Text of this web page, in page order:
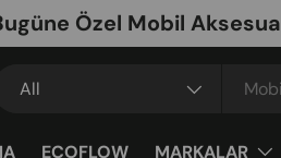
Özel Mobil
All
ECOFLOW MARKALAR